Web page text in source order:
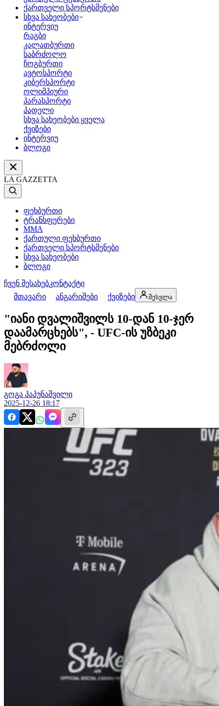
ქართველი სპორტსმენები
სხვა სახეობები
ინტერვიუ
რაგბი
კალათბურთი
საბრძოლო
ჩოგბურთი
ავტოსპორტი
კიბერსპორტი
ოლიმპიური
პარასპორტი
პადელი
სხვა სახეობები ყველა
ქვიზები
ინტერვიუ
ბლოგი
LA GAZZETTA
ფეხბურთი
ტრანსფერები
MMA
ქართული ფეხბურთი
ქართველი სპორტსმენები
სხვა სახეობები
ბლოგი
ჩვენ შესახებკონტაქტი
მთავარი
ანგარიშები ქვიზები შესვლა
"იანი დვალიშვილს 10-დან 10-ჯერ
დაამარცხებს", - UFC-ის უზბეკი
მებრძოლი
გოგა პაპუნაშვილი
2025-12-26 18:17